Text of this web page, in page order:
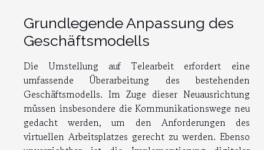
Grundlegende Anpassung des
Geschäftsmodells
Die Umstellung auf Telearbeit erfordert eine
umfassende Überarbeitung des bestehenden
Geschäftsmodells. Im Zuge dieser Neuausrichtung
müssen insbesondere die Kommunikationswege neu
gedacht werden, um den Anforderungen des
virtuellen Arbeitsplatzes gerecht zu werden. Ebenso